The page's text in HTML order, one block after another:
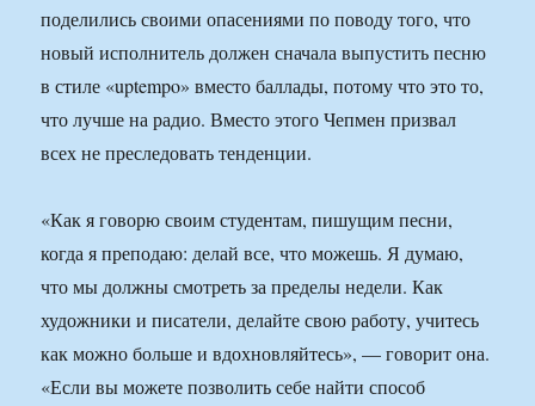
поделились своими опасениями по поводу того, что
новый исполнитель должен сначала выпустить песню
в стиле «uptempo» вместо баллады, потому что это то,
что лучше на радио. Вместо этого Чепмен призвал
всех не преследовать тенденции.
«Как я говорю своим студентам, пишущим песни,
когда я преподаю: делай все, что можешь. Я думаю,
что мы должны смотреть за пределы недели. Как
художники и писатели, делайте свою работу, учитесь
как можно больше и вдохновляйтесь», — говорит она.
«Если вы можете позволить себе найти способ